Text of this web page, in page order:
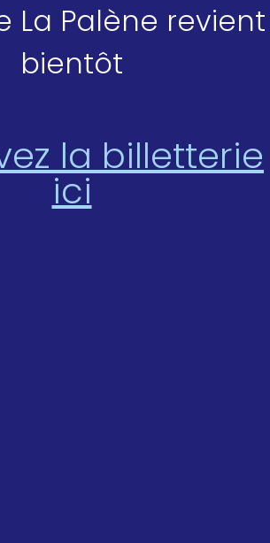
La Palène revient
bientôt
la billetterie
ici